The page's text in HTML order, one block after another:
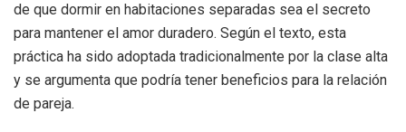
de que dormir en habitaciones separadas sea el secreto
para mantener el amor duradero. Según el texto, esta
práctica ha sido adoptada tradicionalmente por la clase alta
y se argumenta que podría tener beneficios para la relación
de pareja.